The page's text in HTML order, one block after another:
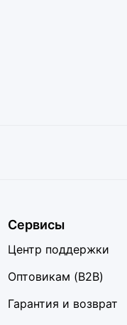
Сервисы
Центр поддержки
Оптовикам (B2B)
Гарантия и возврат